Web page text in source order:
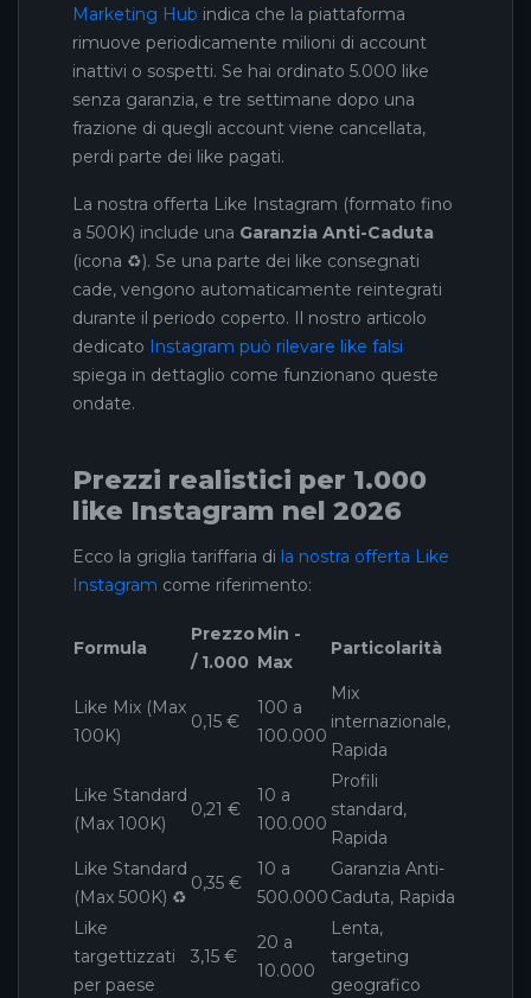
Marketing Hub indica che la piattaforma
rimuove periodicamente milioni di account
inattivi o sospetti. Se hai ordinato 5.000 like
senza garanzia, e tre settimane dopo una
frazione di quegli account viene cancellata,
perdi parte dei like pagati.
La nostra offerta Like Instagram (formato fino
a 500K) include una Garanzia Anti-Caduta
(icona ♻️). Se una parte dei like consegnati
cade, vengono automaticamente reintegrati
durante il periodo coperto. Il nostro articolo
dedicato Instagram può rilevare like falsi
spiega in dettaglio come funzionano queste
ondate.
Prezzi realistici per 1.000
like Instagram nel 2026
Ecco la griglia tariffaria di la nostra offerta Like
Instagram come riferimento:
Formula
Prezzo
/ 1.000
Min -
Max
Particolarità
Like Mix (Max
100K)
0,15 €
100 a
100.000
Mix
internazionale,
Rapida
Like Standard
(Max 100K)
0,21 €
10 a
100.000
Profili
standard,
Rapida
Like Standard
(Max 500K) ♻️
0,35 €
10 a
500.000
Garanzia Anti-
Caduta, Rapida
Like
targettizzati
per paese
3,15 €
20 a
10.000
Lenta,
targeting
geografico